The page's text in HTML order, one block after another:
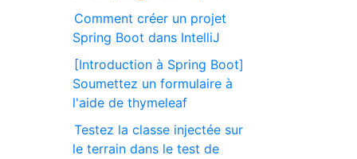
Comment créer un projet
Spring Boot dans IntelliJ
[Introduction à Spring Boot]
Soumettez un formulaire à
l'aide de thymeleaf
Testez la classe injectée sur
le terrain dans le test de